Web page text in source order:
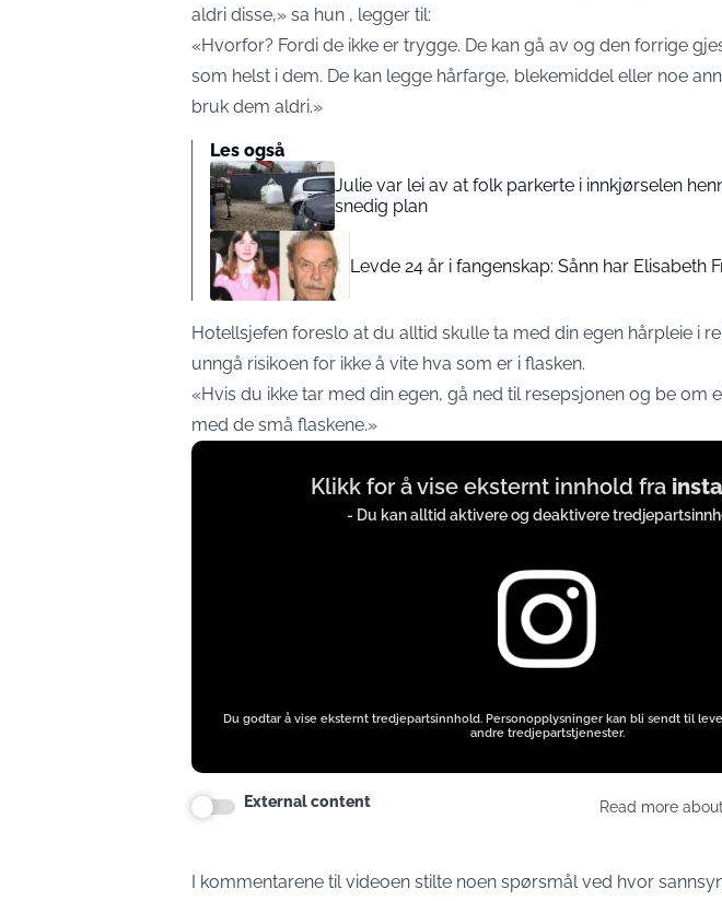
aldri disse,» sa hun , legger til:
«Hvorfor? Fordi de ikke er trygge. De kan gå av og den forrige
som helst i dem. De kan legge hårfarge, blekemiddel eller noe
bruk dem aldri.»
Les også
Julie var lei av at folk parkerte i innkjørselen
snedig plan
Levde 24 år i fangenskap: Sånn har Elisabeth
Hotellsjefen foreslo at du alltid skulle ta med din egen hårpleie i
unngå risikoen for ikke å vite hva som er i flasken.
«Hvis du ikke tar med din egen, gå ned til resepsjonen og be om
med de små flaskene.»
Display
Klikk for å vise eksternt innhold fra
- Du kan alltid aktivere og deaktivere
Du godtar å vise eksternt tredjepartsinnhold. Personopplysninger kan bli sendt til
andre tredjepartstjenester.
External content Read more
I kommentarene til videoen stilte noen spørsmål ved hvor